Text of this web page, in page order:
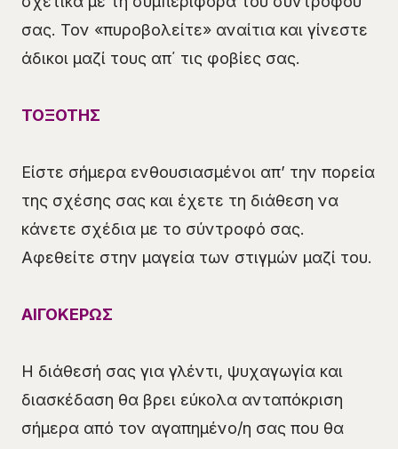
σας. Τον «πυροβολείτε» αναίτια και γίνεστε
άδικοι μαζί τους απ΄ τις φοβίες σας.
ΤΟΞΟΤΗΣ
Είστε σήμερα ενθουσιασμένοι απ’ την πορεία
της σχέσης σας και έχετε τη διάθεση να
κάνετε σχέδια με το σύντροφό σας.
Αφεθείτε στην μαγεία των στιγμών μαζί του.
ΑΙΓΟΚΕΡΩΣ
Η διάθεσή σας για γλέντι, ψυχαγωγία και
διασκέδαση θα βρει εύκολα ανταπόκριση
σήμερα από τον αγαπημένο/η σας που θα